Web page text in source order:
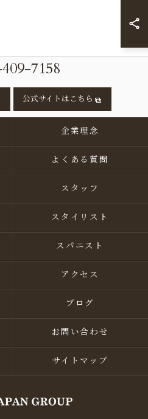
7158
公式サイトはこちら
企業理念
よくある質問
スタッフ
スタイリスト
スパニスト
アクセス
ブログ
お問い合わせ
サイトマップ